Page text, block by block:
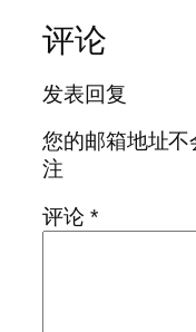
评论
发表回复
您的邮箱地址不
注
评论 *